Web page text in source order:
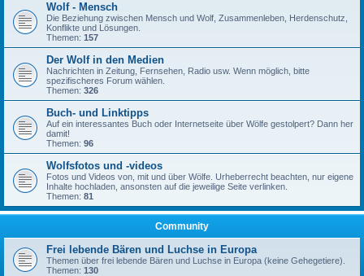
Wolf - Mensch
Die Beziehung zwischen Mensch und Wolf, Zusammenleben, Herdenschutz,
Konflikte und Lösungen.
Themen: 157
Der Wolf in den Medien
Nachrichten in Zeitung, Fernsehen, Radio usw. Wenn möglich, bitte
spezifischeres Forum wählen.
Themen: 326
Buch- und Linktipps
Auf ein interessantes Buch oder Internetseite über Wölfe gestolpert? Dann her
damit!
Themen: 96
Wolfsfotos und -videos
Fotos und Videos von, mit und über Wölfe. Urheberrecht beachten, nur eigene
Inhalte hochladen, ansonsten auf die jeweilige Seite verlinken.
Themen: 81
Community
Frei lebende Bären und Luchse in Europa
Themen über frei lebende Bären und Luchse in Europa (keine Gehegetiere).
Themen: 130